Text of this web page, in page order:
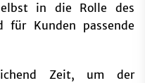
in die Rolle des
für Kunden passende
Zeit, um der